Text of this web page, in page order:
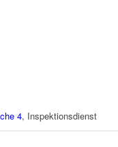
4, Inspektionsdienst